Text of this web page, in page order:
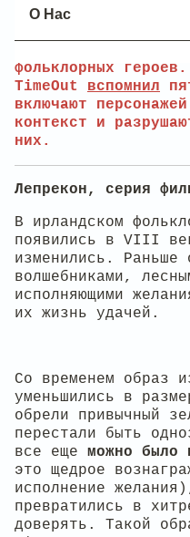
О Нас
Фильмы ужасов
фольклорных
TimeOut вспомнил
включают
контекст и
них.
Лепрекон, серия
В ирландском
появились в VIII
изменились. Раньше
волшебниками,
исполняющими
их жизнь удачей.
Со временем образ
уменьшились в
обрели привычный
перестали быть
все еще можно было
это щедрое
исполнение
превратились в
доверять. Такой